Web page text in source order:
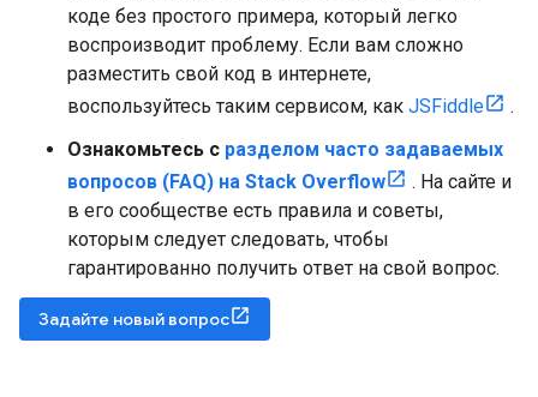
коде без простого примера, который легко
воспроизводит проблему. Если вам сложно
разместить свой код в интернете,
воспользуйтесь таким сервисом, как JSFiddle
.
Ознакомьтесь с разделом часто задаваемых
вопросов (FAQ) на Stack Overflow
. На сайте и
в его сообществе есть правила и советы,
которым следует следовать, чтобы
гарантированно получить ответ на свой вопрос.
Задайте новый вопрос